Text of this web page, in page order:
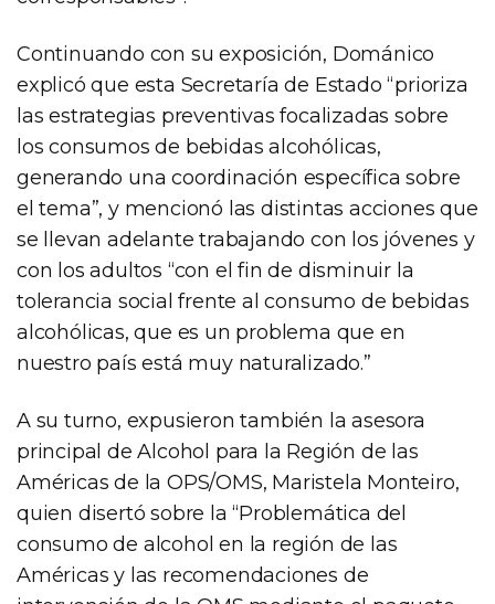
Continuando con su exposición, Dománico
explicó que esta Secretaría de Estado “prioriza
las estrategias preventivas focalizadas sobre
los consumos de bebidas alcohólicas,
generando una coordinación específica sobre
el tema”, y mencionó las distintas acciones que
se llevan adelante trabajando con los jóvenes y
con los adultos “con el fin de disminuir la
tolerancia social frente al consumo de bebidas
alcohólicas, que es un problema que en
nuestro país está muy naturalizado.”
A su turno, expusieron también la asesora
principal de Alcohol para la Región de las
Américas de la OPS/OMS, Maristela Monteiro,
quien disertó sobre la “Problemática del
consumo de alcohol en la región de las
Américas y las recomendaciones de